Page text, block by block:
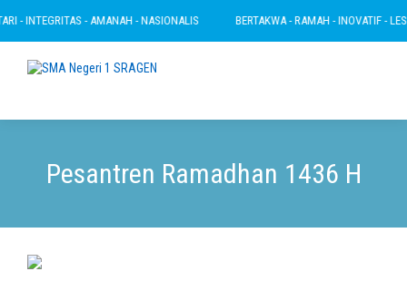
INTEGRITAS - AMANAH - NASIONALIS BERTAKWA - RAMAH - INOVATIF -
Pesantren Ramadhan 1436 H